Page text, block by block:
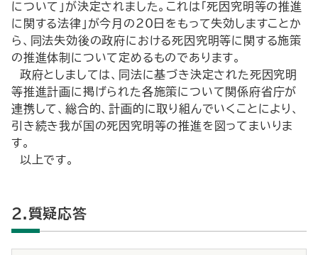
について」が決定されました。これは「死因究明等の推進
に関する法律」が今月の20日をもって失効しますことか
ら、同法失効後の政府における死因究明等に関する施策
の推進体制について定めるものであります。
政府としましては、同法に基づき決定された死因究明
等推進計画に掲げられた各施策について関係府省庁が
連携して、総合的、計画的に取り組んでいくことにより、
引き続き我が国の死因究明等の推進を図ってまいりま
す。
以上です。
2.質疑応答